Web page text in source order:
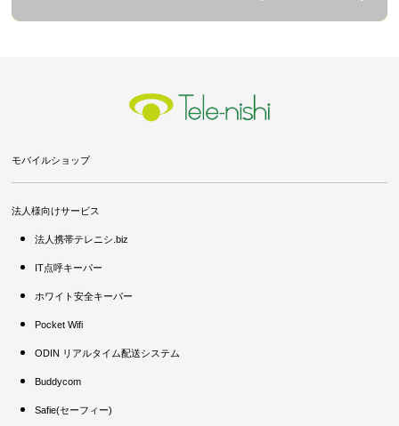
モバイルショップ
法人様向けサービス
法人携帯テレニシ.biz
IT点呼キーパー
ホワイト安全キーパー
Pocket Wifi
ODIN リアルタイム配送システム
Buddycom
Safie(セーフィー)